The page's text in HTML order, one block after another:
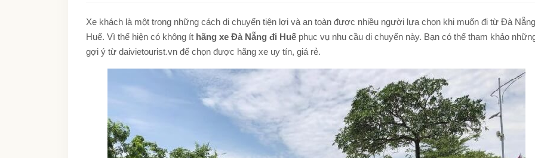
TOUR NAM ĐẢO PHÚ QUỐC
TOUR CÂU MỰC ĐÊM PHÚ QUỐC
TOUR LẶN BIỂN NHA TRANG
Xe khách là một trong những cách di chuyển tiện lợi và an toàn được nhiều người lựa chọn khi muốn đi từ Đà
Huế. Vì thế hiện có không ít hãng xe Đà Nẵng đi Huế phục vụ nhu cầu di chuyển này. Bạn có thể tham khảo
gợi ý từ daivietourist.vn để chọn được hãng xe uy tín, giá rẻ.